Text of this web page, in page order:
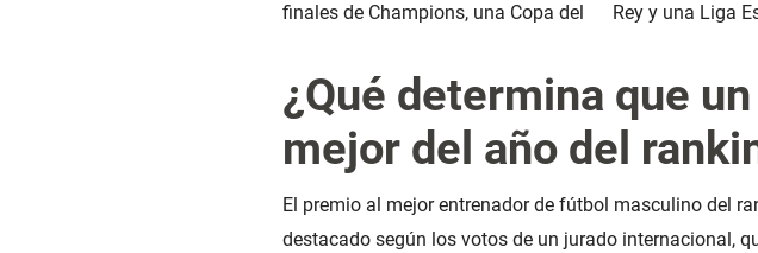
finales de Champions, una Copa del Rey y una Liga
¿Qué determina que
mejor del año del
El premio al mejor entrenador de fútbol masculino del
destacado según los votos de un jurado internacional,